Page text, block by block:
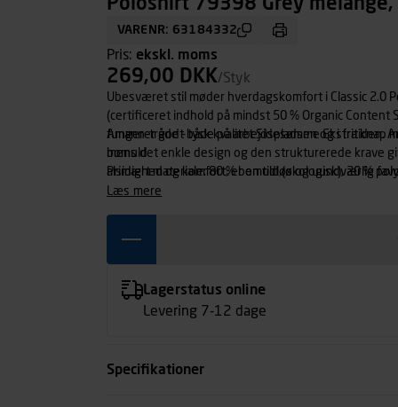
Poloshirt 79398 Grey melange,
VARENR: 63184332
Pris: ekskl. moms
269,00 DKK/Styk
Ubesværet stil møder hverdagskomfort i Classic 2.0
(certificeret indhold på mindst 50 % Organic
fungerer godt både på arbejdspladsen og i fritiden.
mens det enkle design og den strukturerede krave
alsidighed og komfort, er en tidløs og uundværlig
Amann-tråde – tysk kvalitet Sidesømme Ekstra
bomuld
Primært materiale: 80 % bomuld (økologisk), 20 %
læs mere
Lagerstatus online
Levering 7-12 dage
Specifikationer